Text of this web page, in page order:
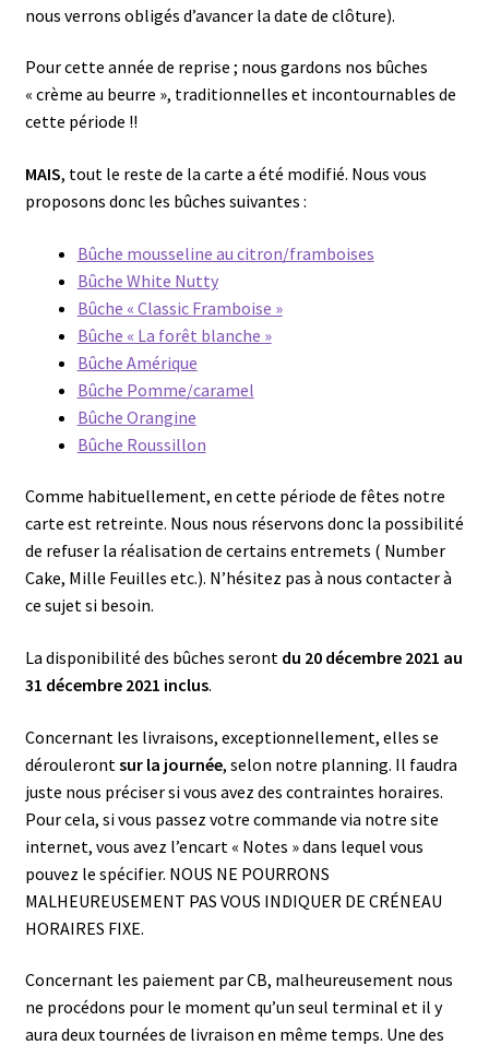
nous verrons obligés d’avancer la date de clôture).
Pour cette année de reprise ; nous gardons nos bûches
« crème au beurre », traditionnelles et incontournables de
cette période !!
MAIS, tout le reste de la carte a été modifié. Nous vous
proposons donc les bûches suivantes :
Bûche mousseline au citron/framboises
Bûche White Nutty
Bûche « Classic Framboise »
Bûche « La forêt blanche »
Bûche Amérique
Bûche Pomme/caramel
Bûche Orangine
Bûche Roussillon
Comme habituellement, en cette période de fêtes notre
carte est retreinte. Nous nous réservons donc la possibilité
de refuser la réalisation de certains entremets ( Number
Cake, Mille Feuilles etc.). N’hésitez pas à nous contacter à
ce sujet si besoin.
La disponibilité des bûches seront du 20 décembre 2021 au
31 décembre 2021 inclus.
Concernant les livraisons, exceptionnellement, elles se
dérouleront sur la journée, selon notre planning. Il faudra
juste nous préciser si vous avez des contraintes horaires.
Pour cela, si vous passez votre commande via notre site
internet, vous avez l’encart « Notes » dans lequel vous
pouvez le spécifier. NOUS NE POURRONS
MALHEUREUSEMENT PAS VOUS INDIQUER DE CRÉNEAU
HORAIRES FIXE.
Concernant les paiement par CB, malheureusement nous
ne procédons pour le moment qu’un seul terminal et il y
aura deux tournées de livraison en même temps. Une des